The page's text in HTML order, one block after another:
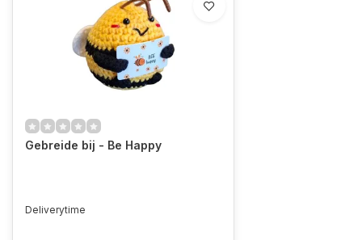
Gebreide bij - Be Happy
Deliverytime